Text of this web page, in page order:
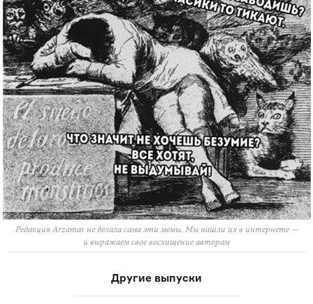
Редакция Arzamas не делала сама эти мемы. Мы нашли их в интернете —
и выражаем свое восхищение авторам
Другие выпуски